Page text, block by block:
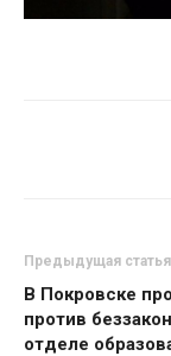
Предыдущая статья
В Покровске
против
отделе